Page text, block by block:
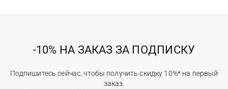
-10% НА ЗАКАЗ ЗА ПОДПИСКУ
Подпишитесь сейчас, чтобы получить скидку 10%* на первый
заказ.